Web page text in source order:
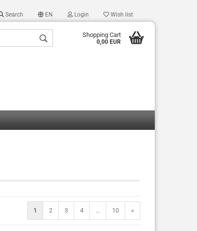
Search EN Login Wish list
Shopping Cart
0,00 EUR
1 2 3 4 ... 10 »